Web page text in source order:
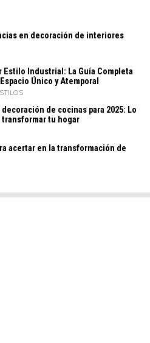
en decoración de interiores
Estilo Industrial: La Guía Completa
Único y Atemporal
de cocinas para 2025: Lo
transformar tu hogar
acertar en la transformación de